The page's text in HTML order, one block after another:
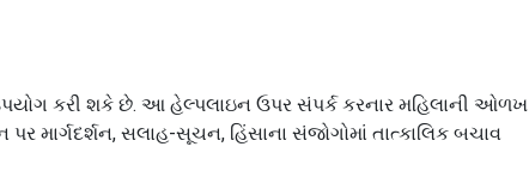
કરી શકે છે. આ હેલ્પલાઇન ઉપર સંપર્ક કરનાર મહિલાની ઓળખ
માર્ગદર્શન, સલાહ-સૂચન, હિંસાના સંજોગોમાં તાત્કાલિક બચાવ